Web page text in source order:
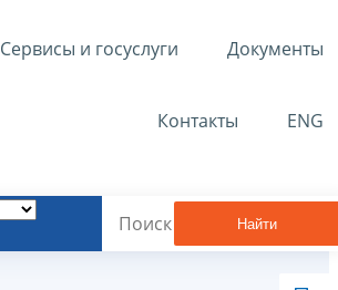
Сервисы и госуслуги Документы
Контакты ENG
Найти